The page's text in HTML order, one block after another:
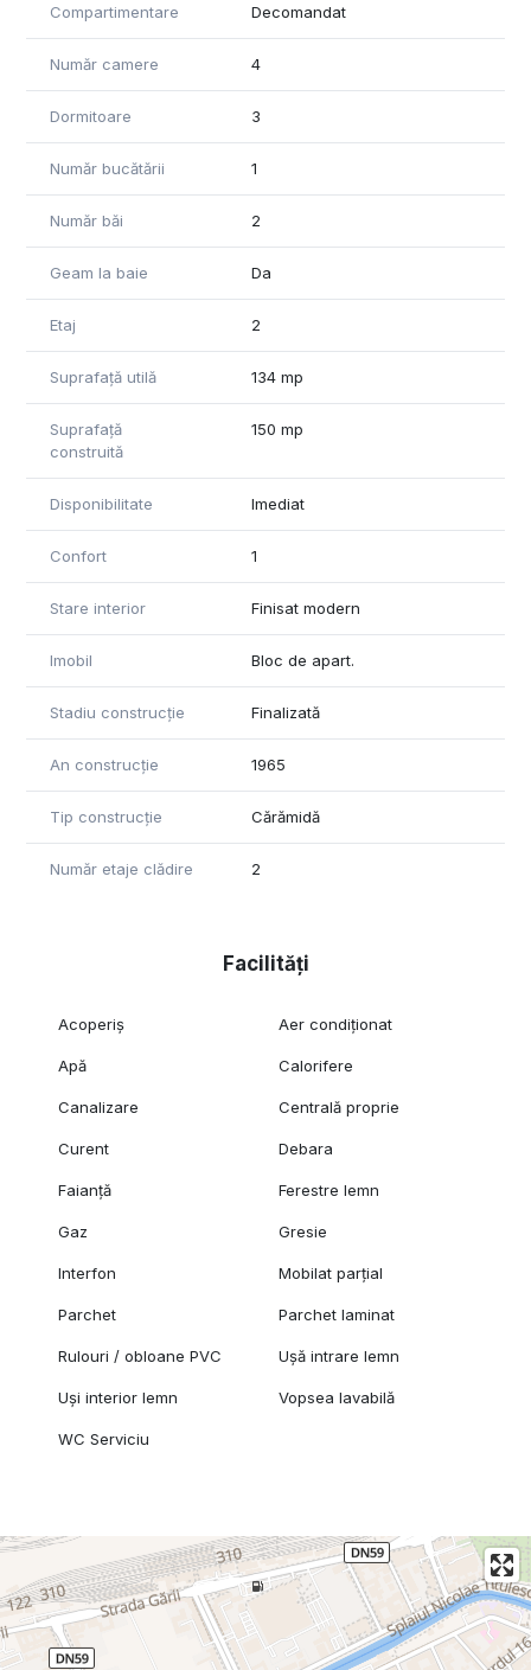
vinde partial mobilat sau la intelegere cu viitorii proprietari si
este disponibil imediat.
Compartimentare Decomandat
Număr camere 4
Dormitoare 3
Număr bucătării 1
Număr băi 2
Geam la baie Da
Etaj 2
Suprafață utilă 134 mp
Suprafață
construită
150 mp
Disponibilitate Imediat
Confort 1
Stare interior Finisat modern
Imobil Bloc de apart.
Stadiu construcție Finalizată
An construcție 1965
Tip construcție Cărămidă
Număr etaje clădire 2
Facilități
Acoperiș Aer condiționat
Apă Calorifere
Canalizare Centrală proprie
Curent Debara
Faianță Ferestre lemn
Gaz Gresie
Interfon Mobilat parțial
Parchet Parchet laminat
Rulouri / obloane PVC Ușă intrare lemn
Uși interior lemn Vopsea lavabilă
WC Serviciu